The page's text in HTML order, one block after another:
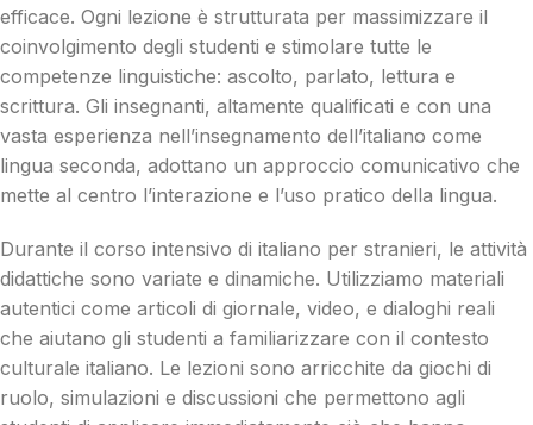
efficace. Ogni lezione è strutturata per massimizzare il
coinvolgimento degli studenti e stimolare tutte le
competenze linguistiche: ascolto, parlato, lettura e
scrittura. Gli insegnanti, altamente qualificati e con una
vasta esperienza nell’insegnamento dell’italiano come
lingua seconda, adottano un approccio comunicativo che
mette al centro l’interazione e l’uso pratico della lingua.
Durante il corso intensivo di italiano per stranieri, le attività
didattiche sono variate e dinamiche. Utilizziamo materiali
autentici come articoli di giornale, video, e dialoghi reali
che aiutano gli studenti a familiarizzare con il contesto
culturale italiano. Le lezioni sono arricchite da giochi di
ruolo, simulazioni e discussioni che permettono agli